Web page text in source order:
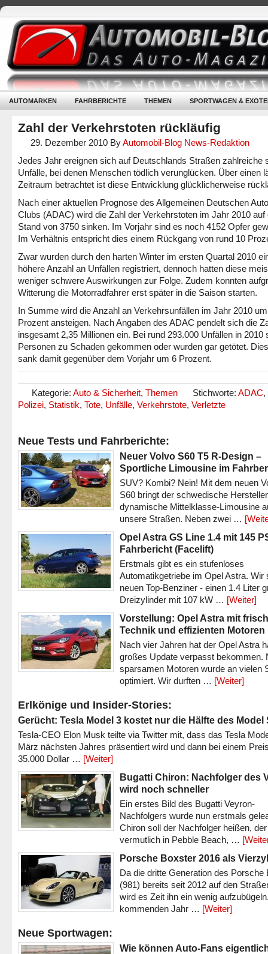
AUTOMARKEN FAHRBERICHTE THEMEN SPORTWAGEN &
Zahl der Verkehrstoten rückläufig
29. Dezember 2010 ByAutomobil-Blog News-Redaktion
Jedes Jahr ereignen sich auf Deutschlands Straßen zahlreiche
Unfälle, bei denen Menschen tödlich verunglücken. Über einen
Zeitraum betrachtet ist diese Entwicklung glücklicherweise
Nach einer aktuellen Prognose des Allgemeinen Deutschen
Clubs (ADAC) wird die Zahl der Verkehrstoten im Jahr 2010 auf
Stand von 3750 sinken. Im Vorjahr sind es noch 4152 Opfer
Im Verhältnis entspricht dies einem Rückgang von rund 10
Zwar wurden durch den harten Winter im ersten Quartal 2010
höhere Anzahl an Unfällen registriert, dennoch hatten diese
weniger schwere Auswirkungen zur Folge. Zudem konnten
Witterung die Motorradfahrer erst später in die Saison starten.
In Summe wird die Anzahl an Verkehrsunfällen im Jahr 2010
Prozent ansteigen. Nach Angaben des ADAC pendelt sich die
insgesamt 2,35 Millionen ein. Bei rund 293.000 Unfällen in 2010
Personen zu Schaden gekommen oder wurden gar getötet.
sank damit gegenüber dem Vorjahr um 6 Prozent.
Kategorie: Auto & Sicherheit, Themen Stichworte: ADAC,
Polizei, Statistik, Tote, Unfälle, Verkehrstote, Verletzte
Neue Tests und Fahrberichte:
Neuer Volvo S60 T5 R-Design –
Sportliche Limousine im
SUV? Kombi? Nein! Mit dem neuen
S60 bringt der schwedische
dynamische Mittelklasse-Limousine
unsere Straßen. Neben zwei …
Opel Astra GS Line 1.4 mit 145
Fahrbericht (Facelift)
Erstmals gibt es ein stufenloses
Automatikgetriebe im Opel Astra. Wir
neuen Top-Benziner - einen 1.4 Liter
Dreizylinder mit 107 kW … [Weiter]
Vorstellung: Opel Astra mit
Technik und effizienten Motoren
Nach vier Jahren hat der Opel Astra
großes Update verpasst bekommen.
sparsamen Motoren wurde an vielen
optimiert. Wir durften … [Weiter]
Erlkönige und Insider-Stories:
Gerücht: Tesla Model 3 kostet nur die Hälfte des Model
Tesla-CEO Elon Musk teilte via Twitter mit, dass das Tesla
März nächsten Jahres präsentiert wird und dann bei einem
35.000 Dollar … [Weiter]
Bugatti Chiron: Nachfolger des
wird noch schneller
Ein erstes Bild des Bugatti Veyron-
Nachfolgers wurde nun erstmals
Chiron soll der Nachfolger heißen, der
vermutlich in Pebble Beach, …
Porsche Boxster 2016 als
Da die dritte Generation des Porsche
(981) bereits seit 2012 auf den
wird es Zeit ihn ein wenig
kommenden Jahr … [Weiter]
Neue Sportwagen:
Wie können Auto-Fans